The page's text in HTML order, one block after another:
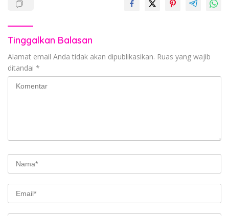
Tinggalkan Balasan
Alamat email Anda tidak akan dipublikasikan. Ruas yang wajib
ditandai *